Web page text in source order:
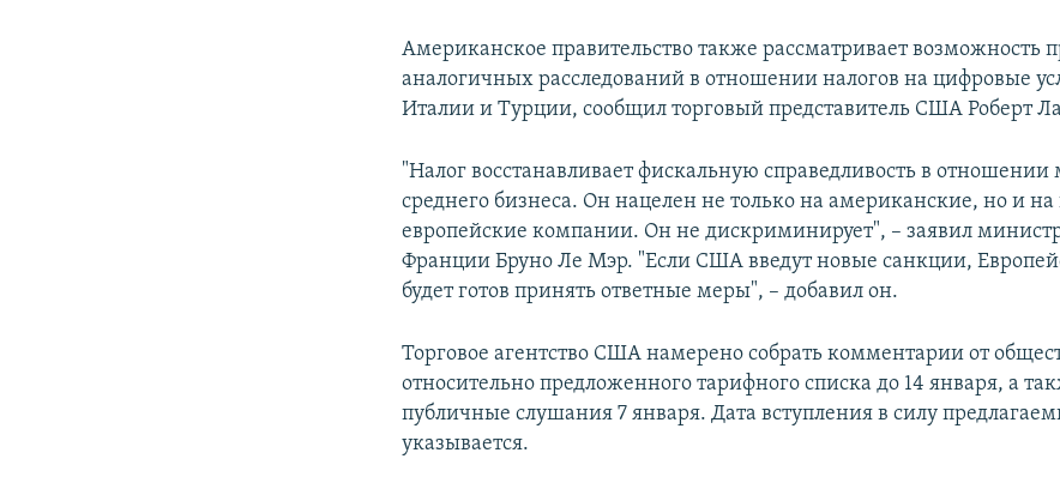
Американское правительство также рассматривает возможность
аналогичных расследований в отношении налогов на цифровые
Италии и Турции, сообщил торговый представитель США Роберт
"Налог восстанавливает фискальную справедливость в отношении
среднего бизнеса. Он нацелен не только на американские, но и
европейские компании. Он не дискриминирует", – заявил
Франции Бруно Ле Мэр. "Если США введут новые санкции,
будет готов принять ответные меры", – добавил он.
Торговое агентство США намерено собрать комментарии от
относительно предложенного тарифного списка до 14 января, а
публичные слушания 7 января. Дата вступления в силу
указывается.